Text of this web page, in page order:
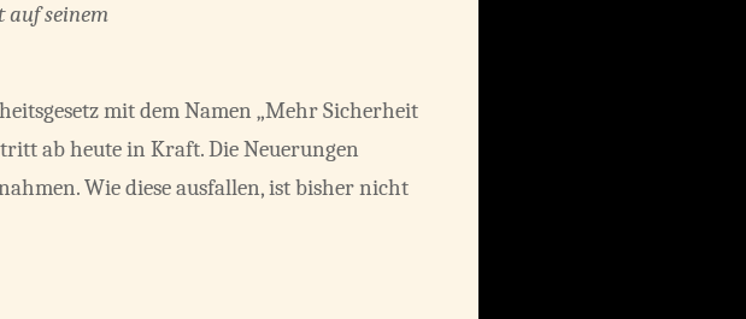
auf seinem
mit dem Namen „Mehr Sicherheit
ab heute in Kraft. Die Neuerungen
Wie diese ausfallen, ist bisher nicht